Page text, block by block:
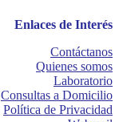
Enlaces de Interés
Contáctanos
Quienes somos
Laboratorio
Consultas a Domicilio
Política de Privacidad